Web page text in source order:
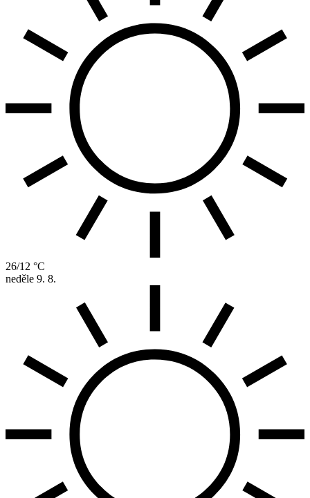
26/12 °C
neděle 9. 8.